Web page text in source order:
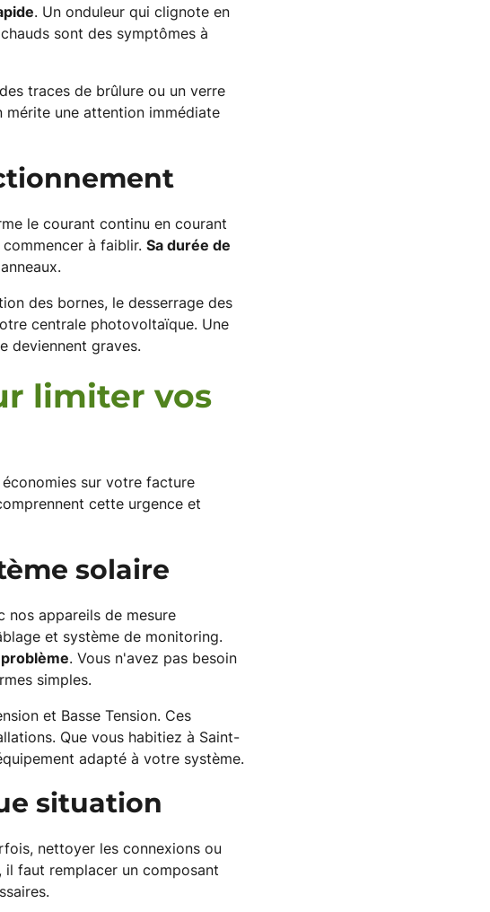
. Un onduleur qui clignote en
sont des symptômes à
traces de brûlure ou un verre
une attention immédiate
le courant continu en courant
à faiblir. Sa durée de
des bornes, le desserrage des
centrale photovoltaïque. Une
deviennent graves.
limiter vos
sur votre facture
cette urgence et
solaire
appareils de mesure
et système de monitoring.
. Vous n'avez pas besoin
simples.
et Basse Tension. Ces
Que vous habitiez à Saint-
adapté à votre système.
situation
nettoyer les connexions ou
faut remplacer un composant